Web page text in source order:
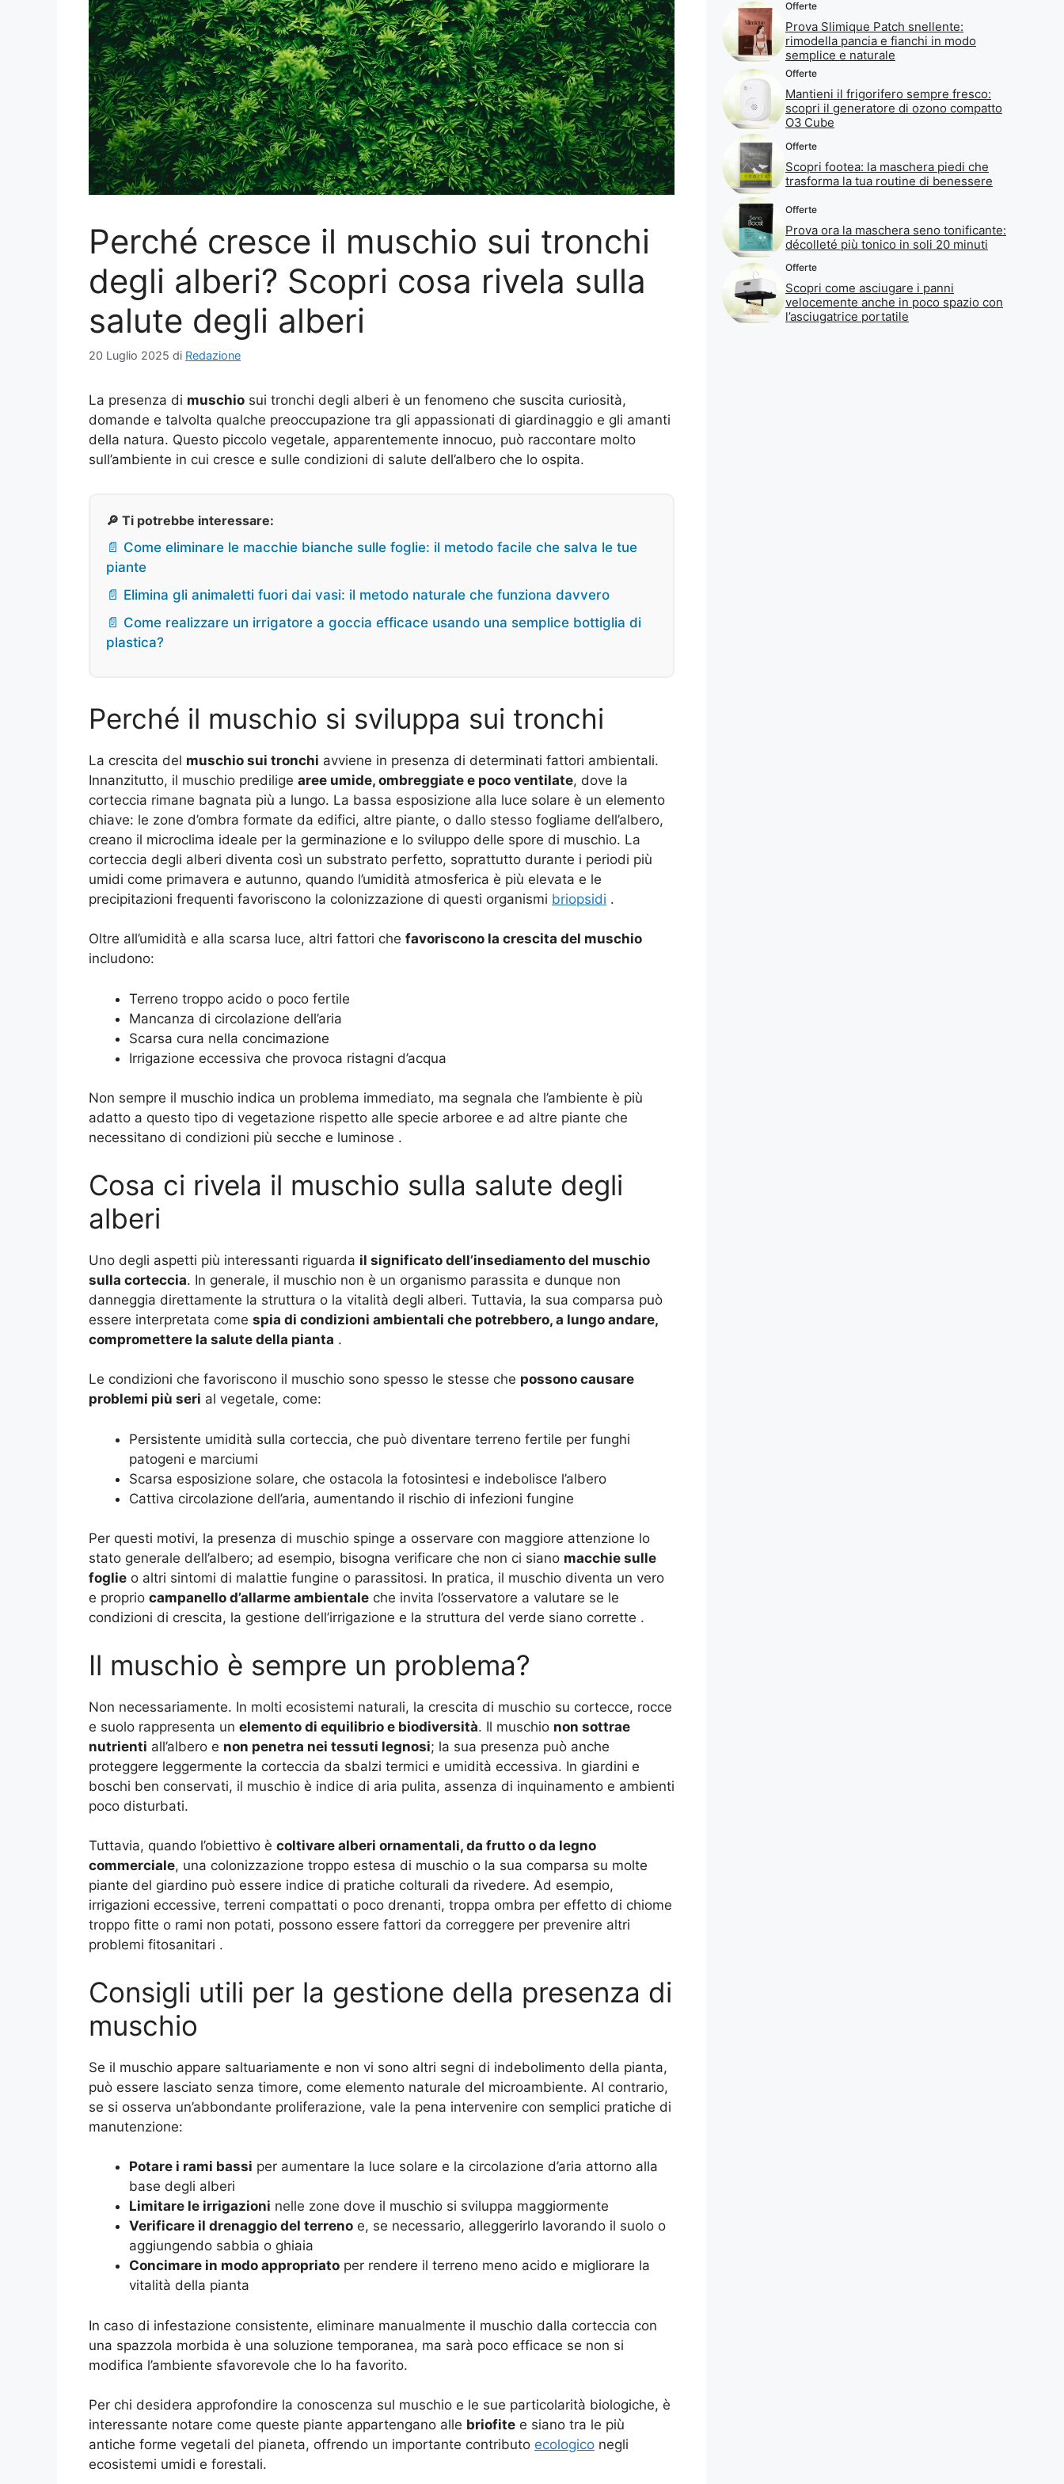
Perché cresce il muschio sui tronchi
degli alberi? Scopri cosa rivela sulla
salute degli alberi
20 Luglio 2025 di Redazione
La presenza di muschio sui tronchi degli alberi è un fenomeno che suscita curiosità,
domande e talvolta qualche preoccupazione tra gli appassionati di giardinaggio e gli amanti
della natura. Questo piccolo vegetale, apparentemente innocuo, può raccontare molto
sull’ambiente in cui cresce e sulle condizioni di salute dell’albero che lo ospita.
🔎 Ti potrebbe interessare:
📄 Come eliminare le macchie bianche sulle foglie: il metodo facile che salva le tue
piante
📄 Elimina gli animaletti fuori dai vasi: il metodo naturale che funziona davvero
📄 Come realizzare un irrigatore a goccia efficace usando una semplice bottiglia di
plastica?
Perché il muschio si sviluppa sui tronchi
La crescita del muschio sui tronchi avviene in presenza di determinati fattori ambientali.
Innanzitutto, il muschio predilige aree umide, ombreggiate e poco ventilate, dove la
corteccia rimane bagnata più a lungo. La bassa esposizione alla luce solare è un elemento
chiave: le zone d’ombra formate da edifici, altre piante, o dallo stesso fogliame dell’albero,
creano il microclima ideale per la germinazione e lo sviluppo delle spore di muschio. La
corteccia degli alberi diventa così un substrato perfetto, soprattutto durante i periodi più
umidi come primavera e autunno, quando l’umidità atmosferica è più elevata e le
precipitazioni frequenti favoriscono la colonizzazione di questi organismi briopsidi .
Oltre all’umidità e alla scarsa luce, altri fattori che favoriscono la crescita del muschio
includono:
Terreno troppo acido o poco fertile
Mancanza di circolazione dell’aria
Scarsa cura nella concimazione
Irrigazione eccessiva che provoca ristagni d’acqua
Non sempre il muschio indica un problema immediato, ma segnala che l’ambiente è più
adatto a questo tipo di vegetazione rispetto alle specie arboree e ad altre piante che
necessitano di condizioni più secche e luminose .
Cosa ci rivela il muschio sulla salute degli
alberi
Uno degli aspetti più interessanti riguarda il significato dell’insediamento del muschio
sulla corteccia. In generale, il muschio non è un organismo parassita e dunque non
danneggia direttamente la struttura o la vitalità degli alberi. Tuttavia, la sua comparsa può
essere interpretata come spia di condizioni ambientali che potrebbero, a lungo andare,
compromettere la salute della pianta .
Le condizioni che favoriscono il muschio sono spesso le stesse che possono causare
problemi più seri al vegetale, come:
Persistente umidità sulla corteccia, che può diventare terreno fertile per funghi
patogeni e marciumi
Scarsa esposizione solare, che ostacola la fotosintesi e indebolisce l’albero
Cattiva circolazione dell’aria, aumentando il rischio di infezioni fungine
Per questi motivi, la presenza di muschio spinge a osservare con maggiore attenzione lo
stato generale dell’albero; ad esempio, bisogna verificare che non ci siano macchie sulle
foglie o altri sintomi di malattie fungine o parassitosi. In pratica, il muschio diventa un vero
e proprio campanello d’allarme ambientale che invita l’osservatore a valutare se le
condizioni di crescita, la gestione dell’irrigazione e la struttura del verde siano corrette .
Il muschio è sempre un problema?
Non necessariamente. In molti ecosistemi naturali, la crescita di muschio su cortecce, rocce
e suolo rappresenta un elemento di equilibrio e biodiversità. Il muschio non sottrae
nutrienti all’albero e non penetra nei tessuti legnosi; la sua presenza può anche
proteggere leggermente la corteccia da sbalzi termici e umidità eccessiva. In giardini e
boschi ben conservati, il muschio è indice di aria pulita, assenza di inquinamento e ambienti
poco disturbati.
Tuttavia, quando l’obiettivo è coltivare alberi ornamentali, da frutto o da legno
commerciale, una colonizzazione troppo estesa di muschio o la sua comparsa su molte
piante del giardino può essere indice di pratiche colturali da rivedere. Ad esempio,
irrigazioni eccessive, terreni compattati o poco drenanti, troppa ombra per effetto di chiome
troppo fitte o rami non potati, possono essere fattori da correggere per prevenire altri
problemi fitosanitari .
Consigli utili per la gestione della presenza di
muschio
Se il muschio appare saltuariamente e non vi sono altri segni di indebolimento della pianta,
può essere lasciato senza timore, come elemento naturale del microambiente. Al contrario,
se si osserva un’abbondante proliferazione, vale la pena intervenire con semplici pratiche di
manutenzione:
Potare i rami bassi per aumentare la luce solare e la circolazione d’aria attorno alla
base degli alberi
Limitare le irrigazioni nelle zone dove il muschio si sviluppa maggiormente
Verificare il drenaggio del terreno e, se necessario, alleggerirlo lavorando il suolo o
aggiungendo sabbia o ghiaia
Concimare in modo appropriato per rendere il terreno meno acido e migliorare la
vitalità della pianta
In caso di infestazione consistente, eliminare manualmente il muschio dalla corteccia con
una spazzola morbida è una soluzione temporanea, ma sarà poco efficace se non si
modifica l’ambiente sfavorevole che lo ha favorito.
Per chi desidera approfondire la conoscenza sul muschio e le sue particolarità biologiche, è
interessante notare come queste piante appartengano alle briofite e siano tra le più
antiche forme vegetali del pianeta, offrendo un importante contributo ecologico negli
ecosistemi umidi e forestali.
Offerte
Prova Slimique Patch snellente:
rimodella pancia e fianchi in modo
semplice e naturale
Offerte
Mantieni il frigorifero sempre fresco:
scopri il generatore di ozono compatto
O3 Cube
Offerte
Scopri footea: la maschera piedi che
trasforma la tua routine di benessere
Offerte
Prova ora la maschera seno tonificante:
décolleté più tonico in soli 20 minuti
Offerte
Scopri come asciugare i panni
velocemente anche in poco spazio con
l’asciugatrice portatile